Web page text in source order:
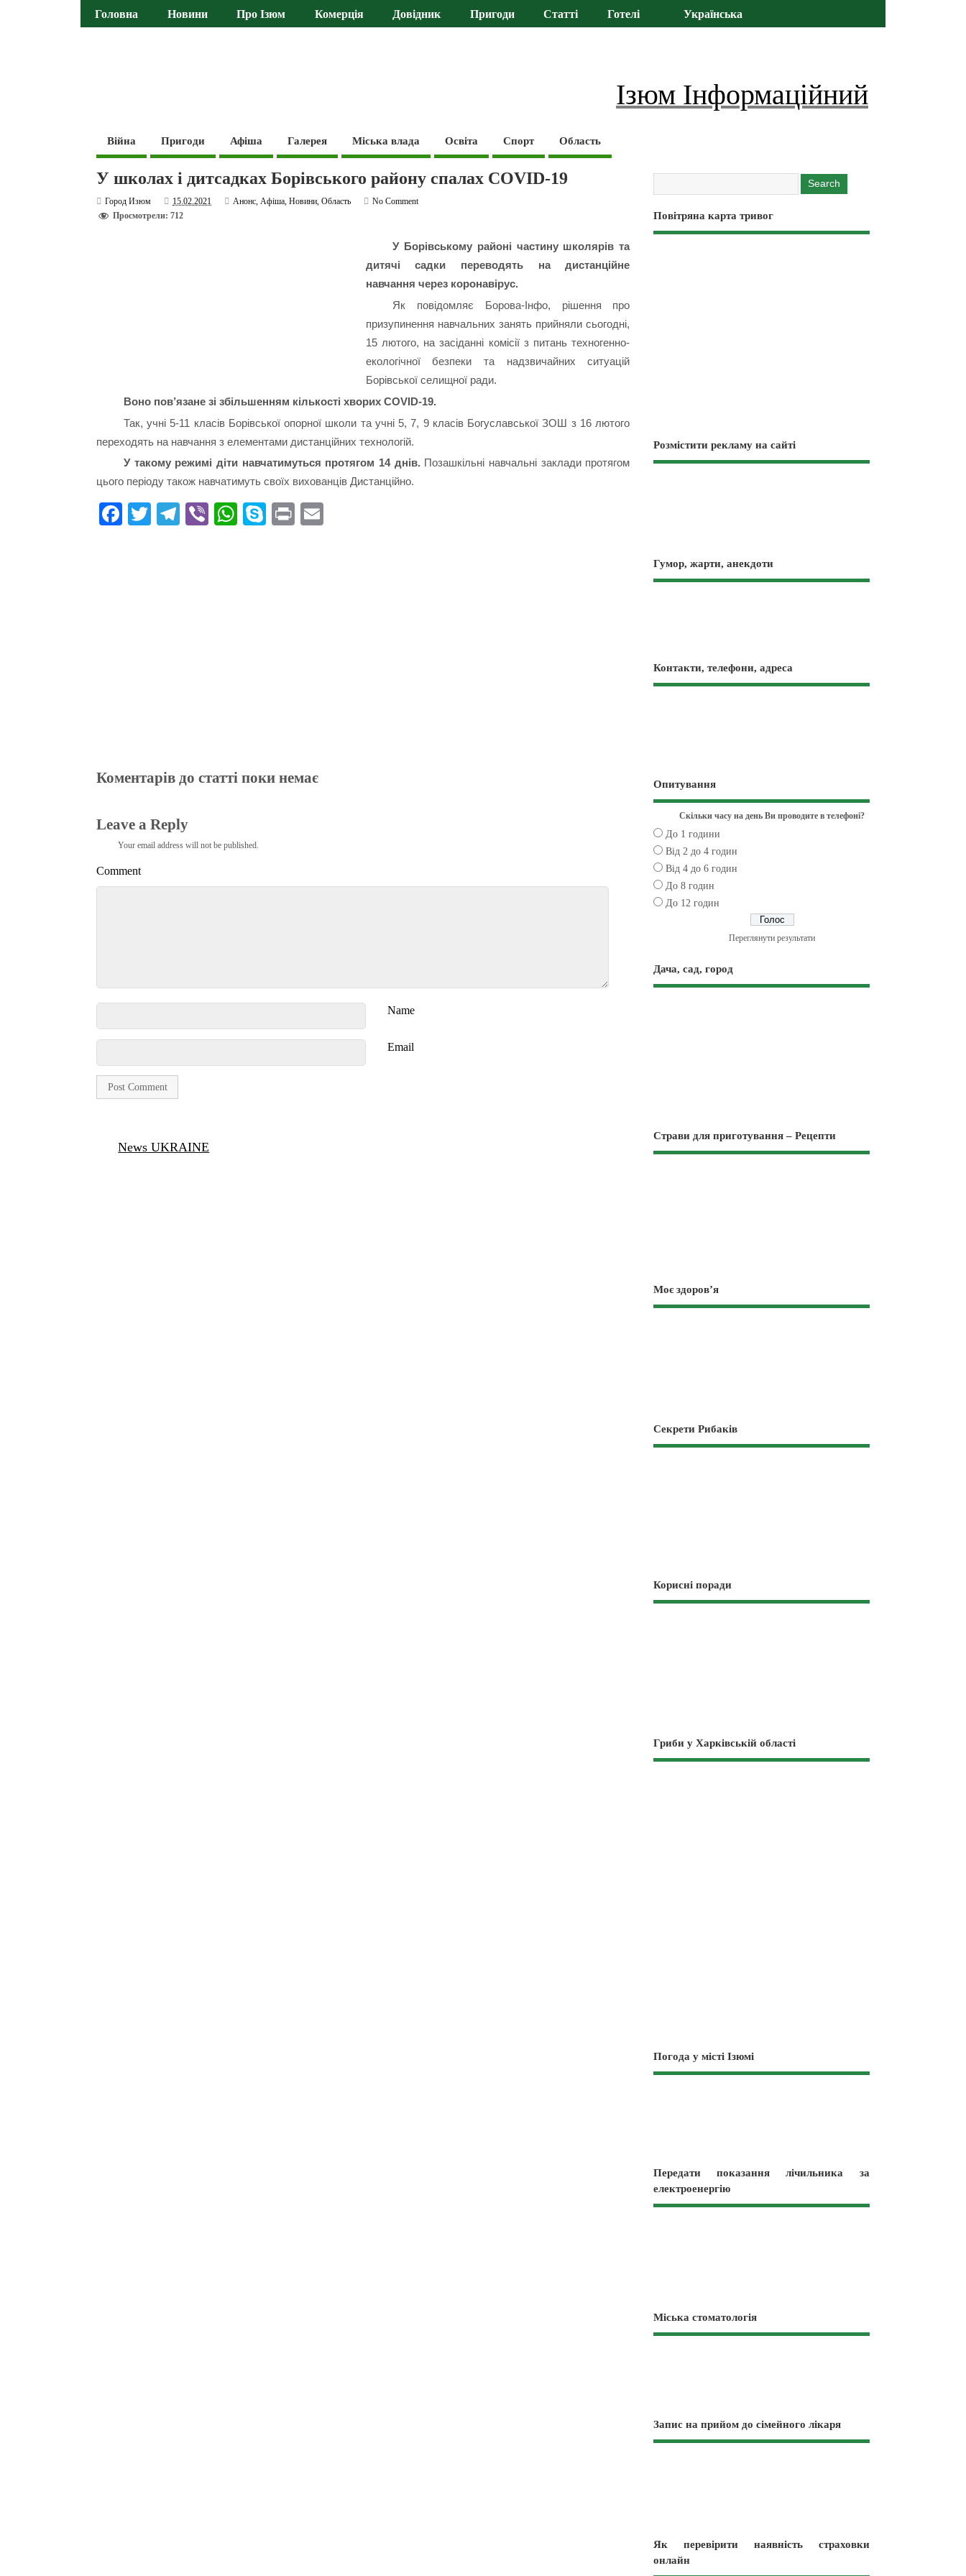
Головна Новини Про Ізюм Комерція Довідник Пригоди Статті Готелі Українська
Ізюм Інформаційний
Війна Пригоди Афіша Галерея Міська влада Освіта Спорт Область
У школах і дитсадках Борівського району спалах COVID-19
Город Изюм 15.02.2021 Анонс,Афіша,Новини,Область
No Comment
Просмотрели: 712
У Борівському районі частину школярів та
дитячі садки переводять на дистанційне
навчання через коронавірус.
Як повідомляє Борова-Інфо, рішення про
призупинення навчальних занять прийняли сьогодні,
15 лютого, на засіданні комісії з питань техногенно-
екологічної безпеки та надзвичайних ситуацій
Борівської селищної ради.
Воно пов’язане зі збільшенням кількості хворих COVID-19.
Так, учні 5-11 класів Борівської опорної школи та учні 5, 7, 9 класів Богуславської ЗОШ з 16 лютого
переходять на навчання з елементами дистанційних технологій.
У такому режимі діти навчатимуться протягом 14 днів.Позашкільні навчальні заклади протягом
цього періоду також навчатимуть своїх вихованців Дистанційно.
Fa T
Te Vi
W
S
Pr
Коментарів до статті поки немає
Leave a Reply
Your email address will not be published.
Comment
Name
Email
News UKRAINE
Повітряна карта тривог
Розмістити рекламу на сайті
Гумор, жарти, анекдоти
Контакти, телефони, адреса
Опитування
Скільки часу на день Ви проводите в телефоні?
До 1 години
Від 2 до 4 годин
Від 4 до 6 годин
До 8 годин
До 12 годин
Переглянути результати
Дача, сад, город
Страви для приготування – Рецепти
Моє здоров’я
Секрети Рибаків
Корисні поради
Гриби у Харківській області
Погода у місті Ізюмі
Передати показання лічильника за
електроенергію
Міська стоматологія
Запис на прийом до сімейного лікаря
Як перевірити наявність страховки
онлайн